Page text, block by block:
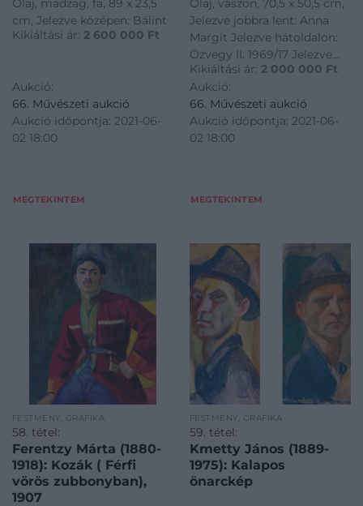
Olaj, madzag, fa, 89 x 23,5
cm, Jelezve középen: Bálint
Kikiáltási ár: 2 600 000 Ft
Aukció:
66. Művészeti aukció
Aukció időpontja: 2021-06-
02 18:00
MEGTEKINTEM
Olaj, vászon, 70,5 x 50,5 cm,
Jelezve jobbra lent: Anna
Margit Jelezve hátoldalon:
Özvegy II. 1969/17 Jelezve
vakrámán: Özvegy II. 1969/17
Kikiáltási ár: 2 000 000 Ft
Aukció:
66. Művészeti aukció
Aukció időpontja: 2021-06-
02 18:00
MEGTEKINTEM
FESTMÉNY, GRAFIKA
58. tétel:
Ferentzy Márta (1880-
1918): Kozák ( Férfi
vörös zubbonyban),
1907
FESTMÉNY, GRAFIKA
59. tétel:
Kmetty János (1889-
1975): Kalapos
önarckép